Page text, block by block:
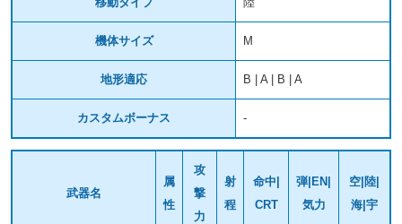
機体サイズ M
地形適応 B | A | B | A
カスタムボーナス -
武器名
属
性
攻
撃
力
射
程
命中|
CRT
弾|EN|
気力
空|陸|
海|宇